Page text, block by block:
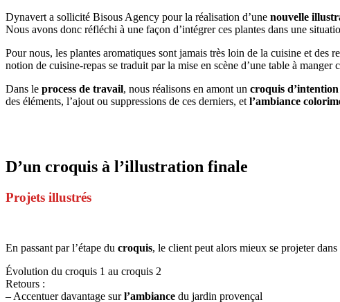
Dynavert a sollicité Bisous Agency pour la réalisation d’une nouvelle
Nous avons donc réfléchi à une façon d’intégrer ces plantes dans une
Pour nous, les plantes aromatiques sont jamais très loin de la cuisine et
notion de cuisine-repas se traduit par la mise en scène d’une table à
Dans le process de travail, nous réalisons en amont un croquis d’intention
des éléments, l’ajout ou suppressions de ces derniers, etl’ambiance
D’un croquis à l’illustration finale
Projets illustrés
En passant par l’étape du croquis, le client peut alors mieux se projeter dans
Évolution du croquis 1 au croquis 2
Retours :
– Accentuer davantage surl’ambiance du jardin provençal